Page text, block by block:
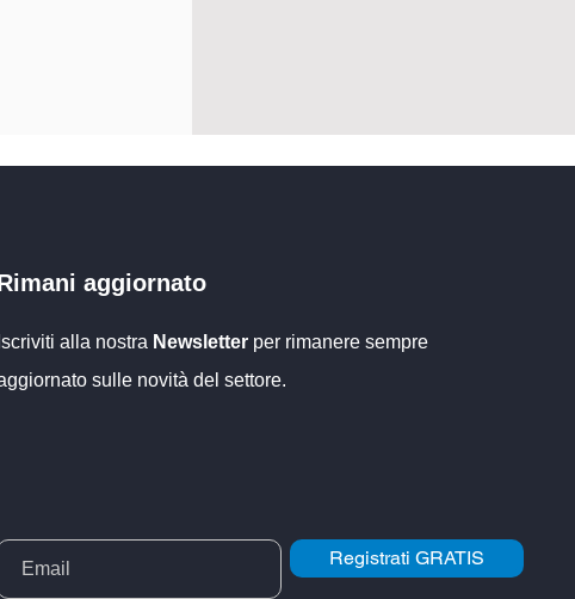
aggiornato
Iscriviti alla nostra Newsletterper rimanere sempre
sulle novità del settore.
Registrati GRATIS